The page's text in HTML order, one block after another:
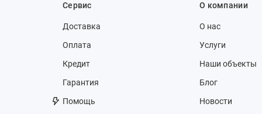
Сервис
Доставка
Оплата
Кредит
Гарантия
Помощь
О компании
О нас
Услуги
Наши объекты
Блог
Новости